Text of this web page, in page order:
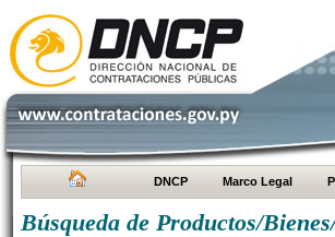
DNCP Marco Legal
Búsqueda de Productos/